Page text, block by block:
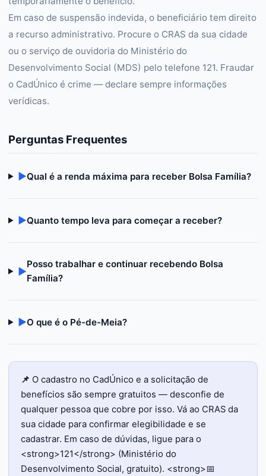
Em caso de suspensão indevida, o beneficiário tem direito
a recurso administrativo. Procure o CRAS da sua cidade
ou o serviço de ouvidoria do Ministério do
Desenvolvimento Social (MDS) pelo telefone 121. Fraudar
o CadÚnico é crime — declare sempre informações
verídicas.
Perguntas Frequentes
▶Qual é a renda máxima para receber Bolsa Família?
▶Quanto tempo leva para começar a receber?
▶
Posso trabalhar e continuar recebendo Bolsa
Família?
▶O que é o Pé-de-Meia?
📌 O cadastro no CadÚnico e a solicitação de
benefícios são sempre gratuitos — desconfie de
qualquer pessoa que cobre por isso. Vá ao CRAS da
sua cidade para confirmar elegibilidade e se
cadastrar. Em caso de dúvidas, ligue para o
<strong>121</strong> (Ministério do
Desenvolvimento Social, gratuito). <strong>📅